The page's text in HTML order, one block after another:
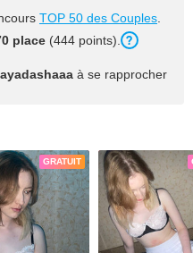
TOP 50 des Couples
place (444 points).
à se rapprocher
GRATUIT